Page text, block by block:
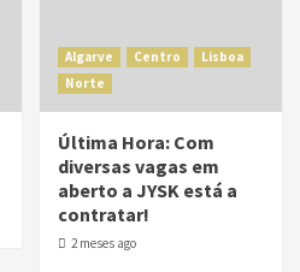
Algarve Centro
Lisboa
Norte
Última Hora: Com
diversas vagas em
aberto a JYSK está a
contratar!
2 meses ago